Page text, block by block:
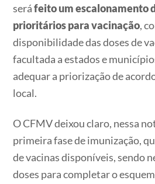
seráfeito um escalonamento
prioritários para vacinação,
disponibilidade das doses de
facultada a estados e
adequar a priorização de
local.
O CFMV deixou claro, nessa
primeira fase de imunização,
de vacinas disponíveis, sendo
doses para completar o